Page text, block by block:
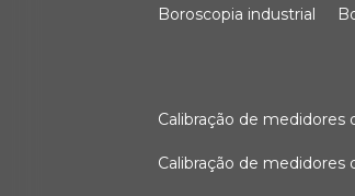
boroscopia industrial
calibração de
calibração de medidores